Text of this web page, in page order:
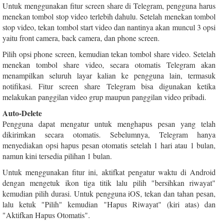
Untuk menggunakan fitur screen share di Telegram, pengguna harus
menekan tombol stop video terlebih dahulu. Setelah menekan tombol
stop video, tekan tombol start video dan nantinya akan muncul 3 opsi
yaitu front camera, back camera, dan phone screen.
Pilih opsi phone screen, kemudian tekan tombol share video. Setelah
menekan tombol share video, secara otomatis Telegram akan
menampilkan seluruh layar kalian ke pengguna lain, termasuk
notifikasi. Fitur screen share Telegram bisa digunakan ketika
melakukan panggilan video grup maupun panggilan video pribadi.
Auto-Delete
Pengguna dapat mengatur untuk menghapus pesan yang telah
dikirimkan secara otomatis. Sebelumnya, Telegram hanya
menyediakan opsi hapus pesan otomatis setelah 1 hari atau 1 bulan,
namun kini tersedia pilihan 1 bulan.
Untuk menggunakan fitur ini, aktifkat pengatur waktu di Android
dengan mengetuk ikon tiga titik lalu pilih "bersihkan riwayat"
kemudian pilih durasi. Untuk pengguna iOS, tekan dan tahan pesan,
lalu ketuk "Pilih" kemudian "Hapus Riwayat" (kiri atas) dan
"Aktifkan Hapus Otomatis".